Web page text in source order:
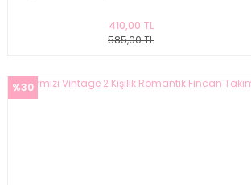
410,00 TL
585,00 TL
%30